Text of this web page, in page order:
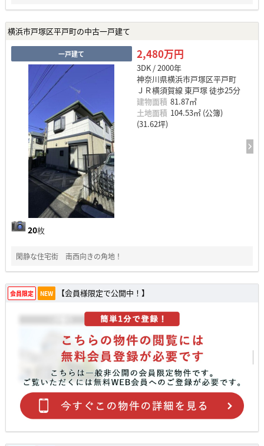
横浜市戸塚区平戸町の中古一戸建て
一戸建て
20枚
2,480万円
3DK / 2000年
神奈川県横浜市戸塚区平戸町
ＪＲ横須賀線 東戸塚 徒歩25分
建物面積 81.87㎡
土地面積 104.53㎡ (公簿)
(31.62坪)
閑静な住宅街 南西向きの角地！
会員限定 NEW 【会員様限定で公開中！】